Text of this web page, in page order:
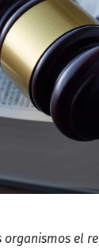
organismos el